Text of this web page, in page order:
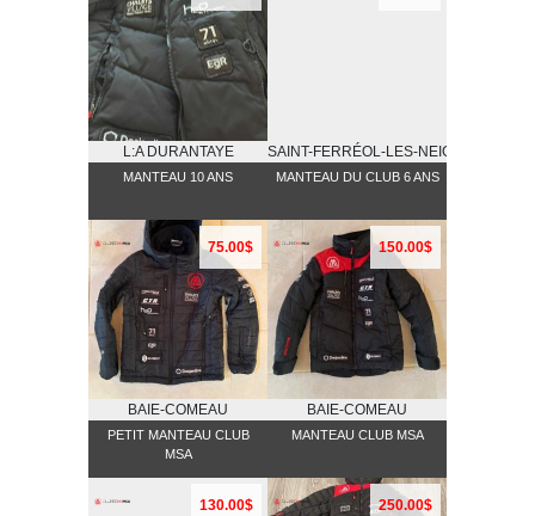
L:A DURANTAYE
MANTEAU 10 ANS
SAINT-FERRÉOL-LES-NEIGES
MANTEAU DU CLUB 6 ANS
75.00$
BAIE-COMEAU
PETIT MANTEAU CLUB
MSA
150.00$
BAIE-COMEAU
MANTEAU CLUB MSA
130.00$ 250.00$